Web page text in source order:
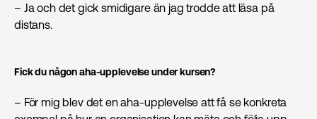
– Ja och det gick smidigare än jag trodde att läsa på
distans.
Fick du någon aha-upplevelse under kursen?
– För mig blev det en aha-upplevelse att få se konkreta